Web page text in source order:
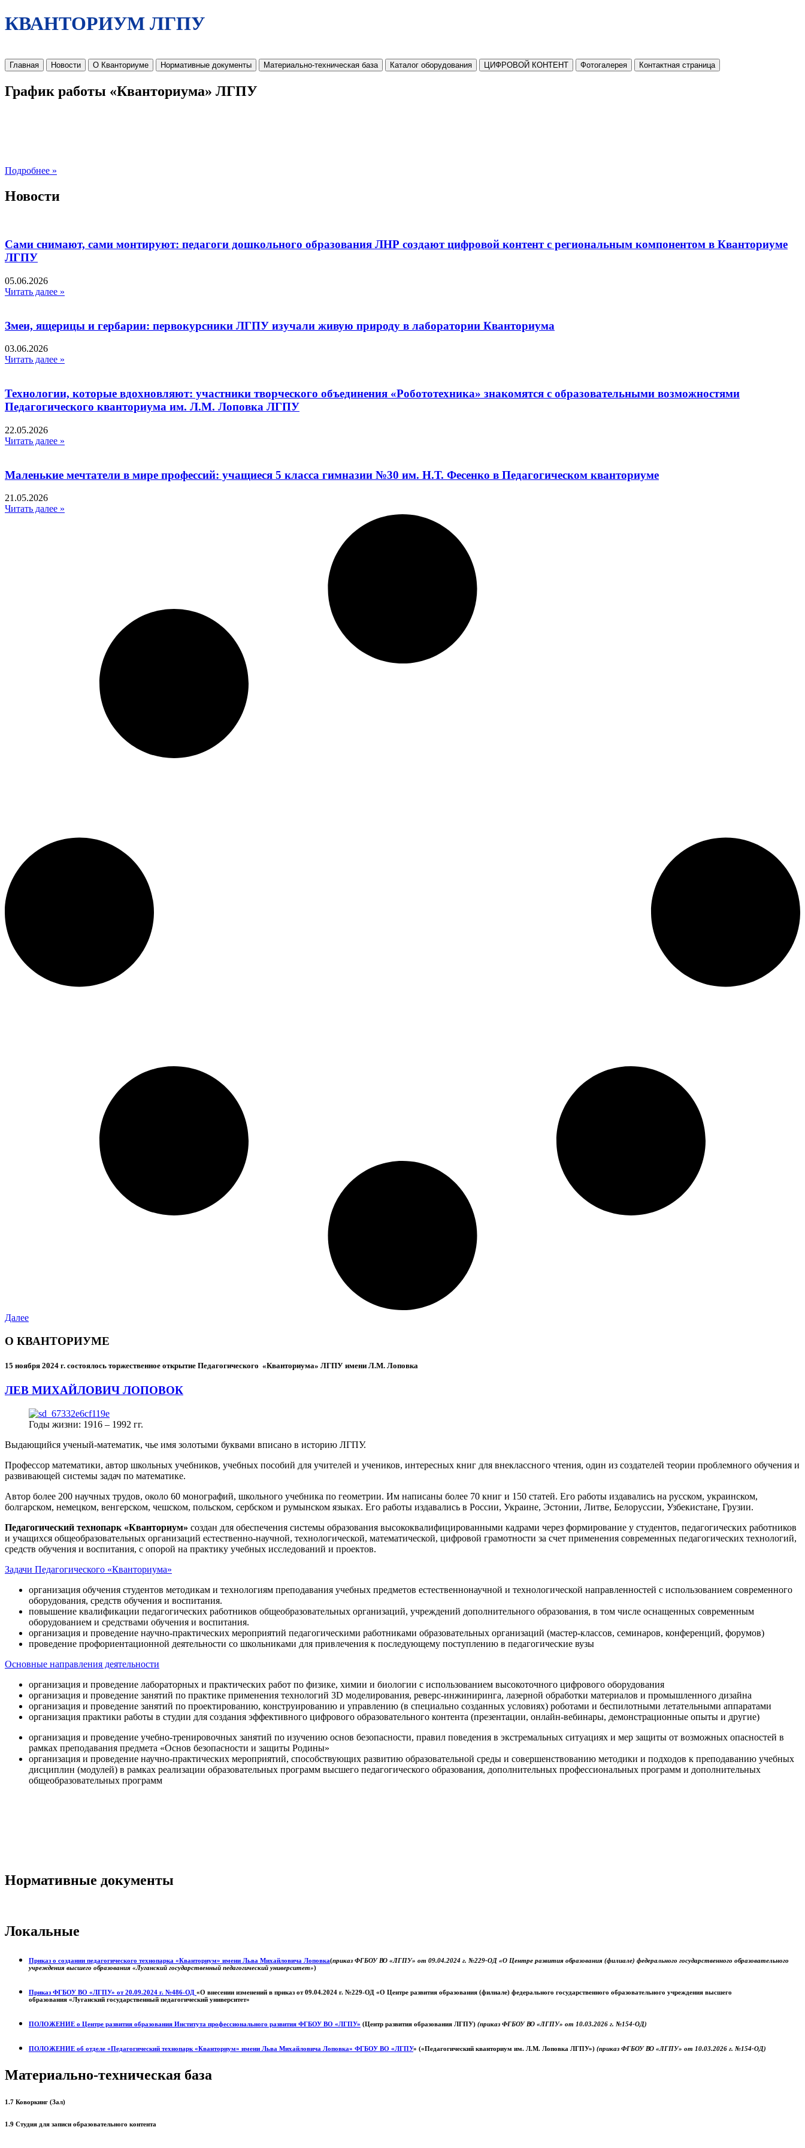
КВАНТОРИУМ ЛГПУ
Главная Новости О Кванториуме Нормативные документы Материально-техническая база Каталог оборудования ЦИФРОВОЙ КОНТЕНТ Фотогалерея Контактная страница
График работы «Кванториума» ЛГПУ
Подробнее »
Новости
Сами снимают, сами монтируют: педагоги дошкольного образования ЛНР создают цифровой контент с региональным компонентом в Кванториуме
ЛГПУ​
05.06.2026
Читать далее »
Змеи, ящерицы и гербарии: первокурсники ЛГПУ изучали живую природу в лаборатории Кванториума
03.06.2026
Читать далее »
Технологии, которые вдохновляют: участники творческого объединения «Робототехника» знакомятся с образовательными возможностями
Педагогического кванториума им. Л.М. Лоповка ЛГПУ
22.05.2026
Читать далее »
Маленькие мечтатели в мире профессий: учащиеся 5 класса гимназии №30 им. Н.Т. Фесенко в Педагогическом кванториуме
21.05.2026
Читать далее »
Далее
О КВАНТОРИУМЕ
15 ноября 2024 г. состоялось торжественное открытие Педагогического «Кванториума» ЛГПУ имени Л.М. Лоповка
ЛЕВ МИХАЙЛОВИЧ ЛОПОВОК
Годы жизни: 1916 – 1992 гг.
Выдающийся ученый-математик, чье имя золотыми буквами вписано в историю ЛГПУ.
Профессор математики, автор школьных учебников, учебных пособий для учителей и учеников, интересных книг для внеклассного чтения, один из создателей теории проблемного обучения и
развивающей системы задач по математике.
Автор более 200 научных трудов, около 60 монографий, школьного учебника по геометрии. Им написаны более 70 книг и 150 статей. Его работы издавались на русском, украинском,
болгарском, немецком, венгерском, чешском, польском, сербском и румынском языках. Его работы издавались в России, Украине, Эстонии, Литве, Белоруссии, Узбекистане, Грузии.
Педагогический технопарк «Кванториум» создан для обеспечения системы образования высококвалифицированными кадрами через формирование у студентов, педагогических работников
и учащихся общеобразовательных организаций естественно-научной, технологической, математической, цифровой грамотности за счет применения современных педагогических технологий,
средств обучения и воспитания, с опорой на практику учебных исследований и проектов.
Задачи Педагогического «Кванториума»
организация обучения студентов методикам и технологиям преподавания учебных предметов естественнонаучной и технологической направленностей с использованием современного
оборудования, средств обучения и воспитания.
повышение квалификации педагогических работников общеобразовательных организаций, учреждений дополнительного образования, в том числе оснащенных современным
оборудованием и средствами обучения и воспитания.
организация и проведение научно-практических мероприятий педагогическими работниками образовательных организаций (мастер-классов, семинаров, конференций, форумов)
проведение профориентационной деятельности со школьниками для привлечения к последующему поступлению в педагогические вузы
Основные направления деятельности
организация и проведение лабораторных и практических работ по физике, химии и биологии с использованием высокоточного цифрового оборудования
организация и проведение занятий по практике применения технологий 3D моделирования, реверс-инжиниринга, лазерной обработки материалов и промышленного дизайна
организация и проведение занятий по проектированию, конструированию и управлению (в специально созданных условиях) роботами и беспилотными летательными аппаратами
организация практики работы в студии для создания эффективного цифрового образовательного контента (презентации, онлайн-вебинары, демонстрационные опыты и другие)
организация и проведение учебно-тренировочных занятий по изучению основ безопасности, правил поведения в экстремальных ситуациях и мер защиты от возможных опасностей в
рамках преподавания предмета «Основ безопасности и защиты Родины»
организация и проведение научно-практических мероприятий, способствующих развитию образовательной среды и совершенствованию методики и подходов к преподаванию учебных
дисциплин (модулей) в рамках реализации образовательных программ высшего педагогического образования, дополнительных профессиональных программ и дополнительных
общеобразовательных программ
Нормативные документы
Локальные
Приказ о создании педагогического технопарка «Кванториум» имени Льва Михайловича Лоповка(приказ ФГБОУ ВО «ЛГПУ» от 09.04.2024 г. №229-ОД «О Центре развития образования (филиале) федерального государственного образовательного
учреждения высшего образования «Луганский государственный педагогический университет»)
Приказ ФГБОУ ВО «ЛГПУ» от 20.09.2024 г. №486-ОД «О внесении изменений в приказ от 09.04.2024 г. №229-ОД «О Центре развития образования (филиале) федерального государственного образовательного учреждения высшего
образования «Луганский государственный педагогический университет»
ПОЛОЖЕНИЕ о Центре развития образования Института профессионального развития ФГБОУ ВО «ЛГПУ» (Центр развития образования ЛГПУ) (приказ ФГБОУ ВО «ЛГПУ» от 10.03.2026 г. №154-ОД)
ПОЛОЖЕНИЕ об отделе «Педагогический технопарк «Кванториум» имени Льва Михайловича Лоповка» ФГБОУ ВО «ЛГПУ» («Педагогический кванториум им. Л.М. Лоповка ЛГПУ») (приказ ФГБОУ ВО «ЛГПУ» от 10.03.2026 г. №154-ОД)
Материально-техническая база
1.7 Коворкинг (Зал)
1.9 Студия для записи образовательного контента